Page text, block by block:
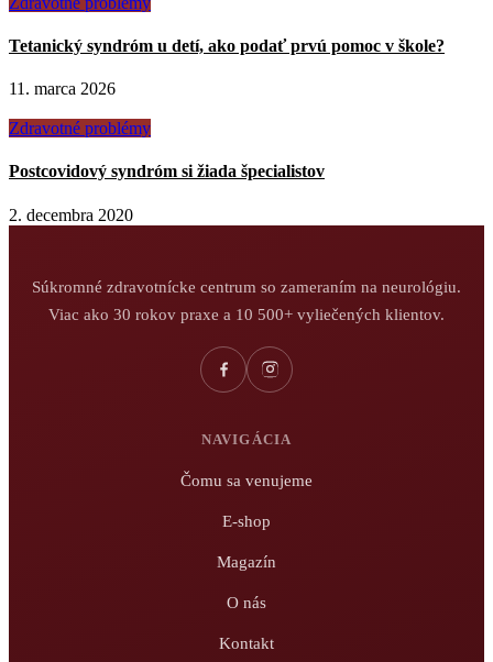
Tetanický syndróm u detí, ako podať prvú pomoc v škole?
11. marca 2026
Zdravotné problémy
Postcovidový syndróm si žiada špecialistov
2. decembra 2020
Súkromné zdravotnícke centrum so zameraním na neurológiu.
Viac ako 30 rokov praxe a 10 500+ vyliečených klientov.
NAVIGÁCIA
Čomu sa venujeme
E-shop
Magazín
O nás
Kontakt